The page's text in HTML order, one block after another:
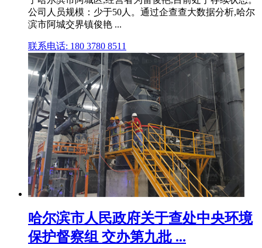
公司人员规模：少于50人。通过企查查大数据分析,哈尔
滨市阿城交界镇俊艳 ...
联系电话: 180 3780 8511
哈尔滨市人民政府关于查处中央环境
保护督察组 交办第九批 ...